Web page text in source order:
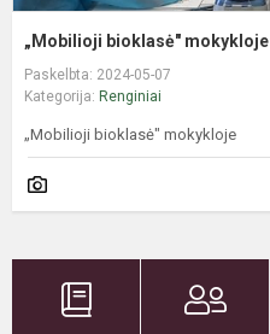
„Mobilioji bioklasė" mokykloje
Paskelbta: 2024-05-07
Kategorija: Renginiai
„Mobilioji bioklasė" mokykloje